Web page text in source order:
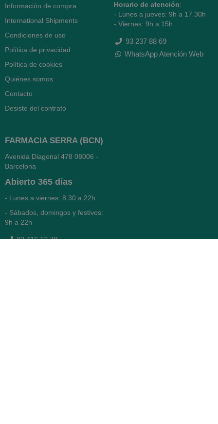
Información de compra
International Shipments
Condiciones de uso
Política de privacidad
Política de cookies
Quiénes somos
Contacto
Desiste del contrato
Horario de atención:
- Lunes a jueves: 9h a 17.30h
- Viernes: 9h a 15h
93 237 88 69
WhatsApp Atención Web
FARMACIA SERRA (BCN)
Avenida Diagonal 478 08006 -
Barcelona
Abierto 365 días
- Lunes a viernes: 8.30 a 22h
- Sábados, domingos y festivos:
9h a 22h
93 416 12 70